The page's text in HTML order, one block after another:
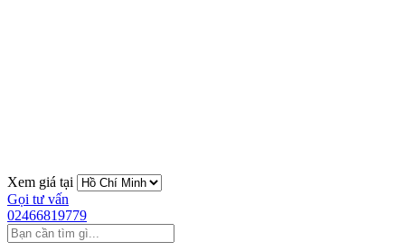
Xem giá tại
Gọi tư vấn
02466819779